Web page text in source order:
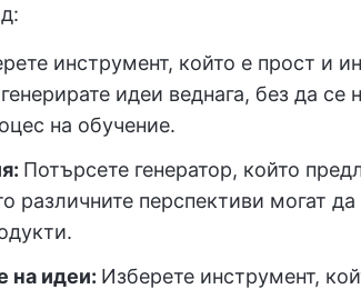
инструмент, който е прост и
идеи веднага, без да се
на обучение.
Потърсете генератор, който
различните перспективи могат
на идеи: Изберете инструмент,